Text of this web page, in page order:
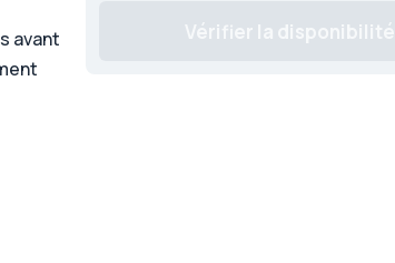
avant
Vérifier la disponibilité